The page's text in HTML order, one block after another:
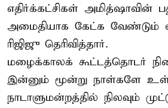
எதிர்க்கட்சிகள் அமித்ஷாவின்
அமைதியாக கேட்க வேண்டும்
ரிஜிஜு தெரிவித்தார்.
மழைக்காலக் கூட்டத்தொடர்
இன்னும் மூன்று நாள்களே
நாடாளுமன்றத்தில் நிலவும்